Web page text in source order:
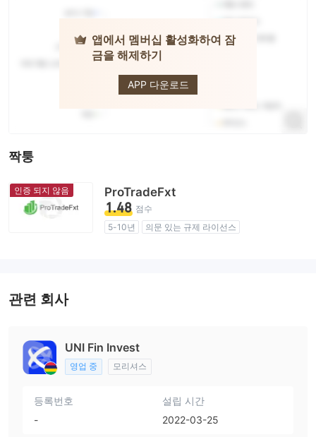
앱에서 멤버십 활성화하여 잠
금을 해제하기
APP 다운로드
octa
짝퉁
인증 되지 않음 ProTradeFxt
1.48 점수
5-10년
의문 있는 규제 라이선스
관련 회사
UNI Fin Invest
영업 중 모리셔스
등록번호
-
설립 시간
2022-03-25